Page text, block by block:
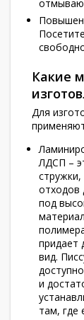
Какие
Для
ЛДСП –
стружки,
отходов
под
придает
вид.
и
там, где